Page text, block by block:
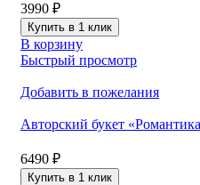
3990 ₽
Купить в 1 клик
В корзину
Быстрый просмотр
Добавить в пожелания
Авторский букет
6490 ₽
Купить в 1 клик